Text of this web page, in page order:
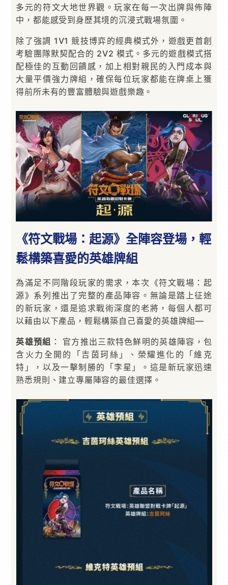
多元的符文大地世界觀。玩家在每一次出牌與佈陣
中，都能感受到身歷其境的沉浸式戰場氛圍。
除了強調 1V1 競技博弈的經典模式外，遊戲更首創
考驗團隊默契配合的 2V2 模式。多元的遊戲模式搭
配極佳的互動回饋感，加上相對親民的入門成本與
大量平價強力牌組，確保每位玩家都能在牌桌上獲
得前所未有的豐富體驗與遊戲樂趣。
《符文戰場：起源》全陣容登場，輕
鬆構築喜愛的英雄牌組
為滿足不同階段玩家的需求，本次《符文戰場：起
源》系列推出了完整的產品陣容。無論是踏上征途
的新玩家，還是追求戰術深度的老將，每個人都可
以藉由以下產品，輕鬆構築自己喜愛的英雄牌組—
英雄預組 ： 官方推出三款特色鮮明的英雄陣容，包
含火力全開的「吉茵珂絲」、榮耀進化的「維克
特」，以及一擊制勝的「李星」。這是新玩家迅速
熟悉規則、建立專屬陣容的最佳選擇。